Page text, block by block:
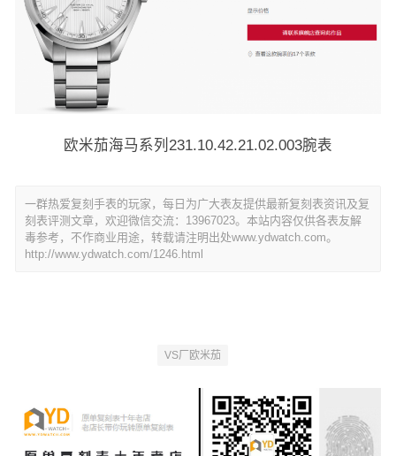
欧米茄海马系列231.10.42.21.02.003腕表
一群热爱复刻手表的玩家，每日为广大表友提供最新复刻表资讯及复
刻表评测文章，欢迎微信交流：13967023。本站内容仅供各表友解
毒参考，不作商业用途，转载请注明出处www.ydwatch.com。
http://www.ydwatch.com/1246.html
VS厂欧米茄